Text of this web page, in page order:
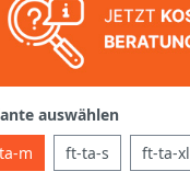
auswählen
m
ft-ta-s ft-ta-xl